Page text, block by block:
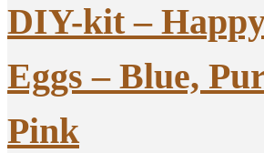
DIY-kit –
Eggs – Blue,
Pink